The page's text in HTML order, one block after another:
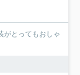
がとってもおしゃ